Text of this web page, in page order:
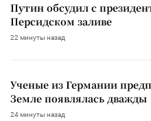
Путин обсудил с
Персидском заливе
22 минуты назад
Ученые из Германии
Земле появлялась дважды
24 минуты назад